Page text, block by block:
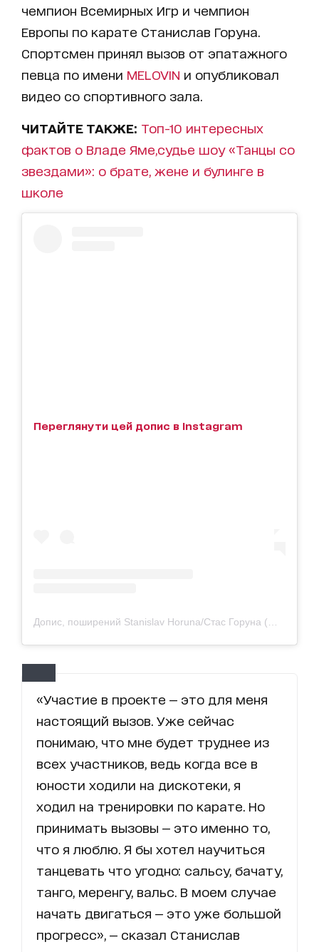
чемпион Всемирных Игр и чемпион
Европы по карате Станислав Горуна.
Спортсмен принял вызов от эпатажного
певца по имени MELOVIN и опубликовал
видео со спортивного зала.
ЧИТАЙТЕ ТАКЖЕ: Топ-10 интересных
фактов о Владе Яме,судье шоу «Танцы со
звездами»: о брате, жене и булинге в
школе
Переглянути цей допис в Instagram
«Участие в проекте — это для меня
настоящий вызов. Уже сейчас
понимаю, что мне будет труднее из
всех участников, ведь когда все в
юности ходили на дискотеки, я
ходил на тренировки по карате. Но
принимать вызовы — это именно то,
что я люблю. Я бы хотел научиться
танцевать что угодно: сальсу, бачату,
танго, меренгу, вальс. В моем случае
начать двигаться — это уже большой
прогресс», — сказал Станислав